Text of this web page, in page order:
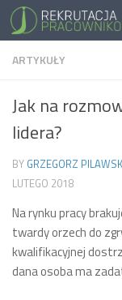
ARTYKUŁY
Jak na
lidera?
BY GRZEGORZ
LUTEGO 2018
Na rynku pracy
twardy orzech do
kwalifikacyjnej
dana osoba ma